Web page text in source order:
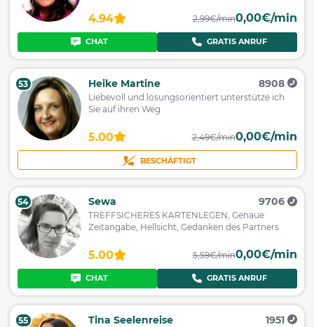
4.94 2,99€/min0,00€/min
CHAT GRATIS ANRUF
53 Heike Martine 8908
Liebevoll und lösungsorientiert unterstütze ich
Sie auf ihren Weg
5.00 2,49€/min0,00€/min
BESCHÄFTIGT
54 Sewa 9706
TREFFSICHERES KARTENLEGEN, Genaue
Zeitangabe, Hellsicht, Gedanken des Partners
5.00 5,59€/min0,00€/min
CHAT GRATIS ANRUF
55 Tina Seelenreise 1951